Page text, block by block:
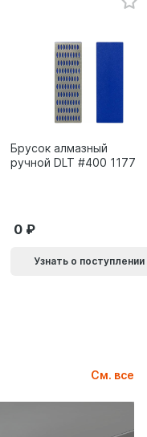
Брусок алмазный
ручной DLT #400 1177
0
Узнать о поступлении
См. все